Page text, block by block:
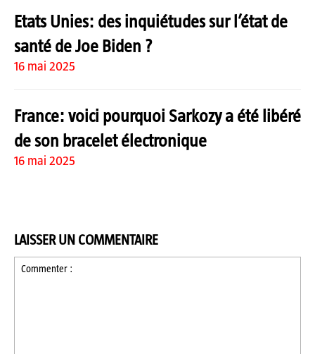
Etats Unies: des inquiétudes sur l’état de
santé de Joe Biden ?
16 mai 2025
France: voici pourquoi Sarkozy a été libéré
de son bracelet électronique
16 mai 2025
LAISSER UN COMMENTAIRE